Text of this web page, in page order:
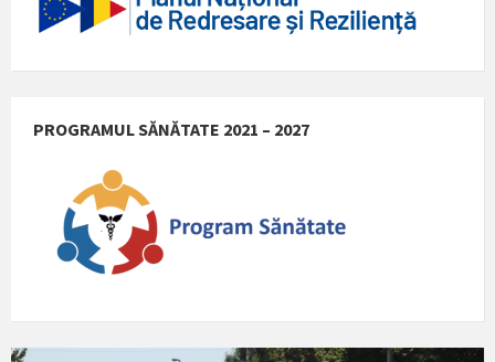
PROGRAMUL SĂNĂTATE 2021 – 2027